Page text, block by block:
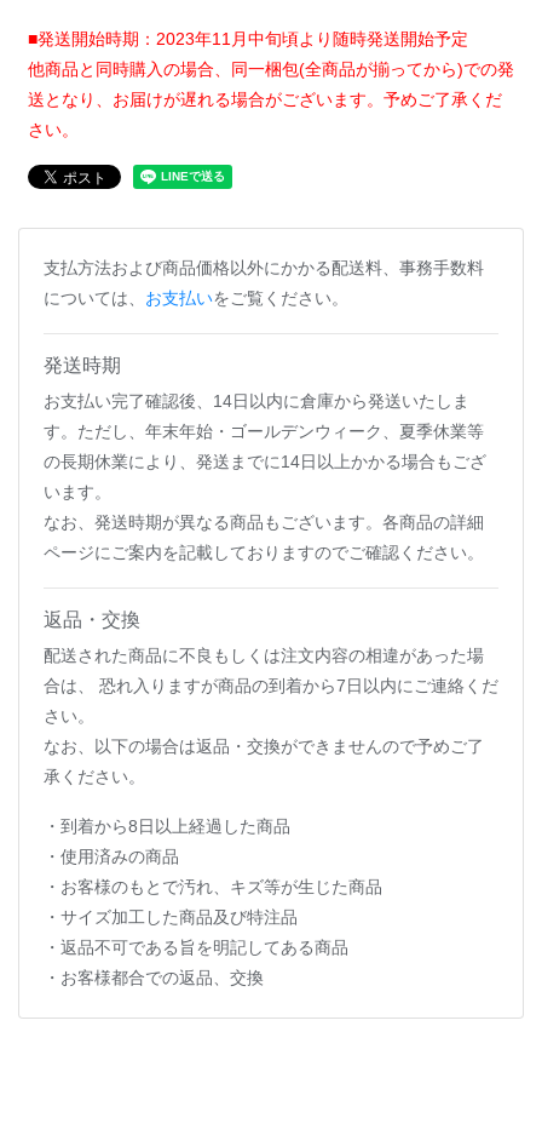
■発送開始時期：2023年11月中旬頃より随時発送開始予定
他商品と同時購入の場合、同一梱包(全商品が揃ってから)での発
送となり、お届けが遅れる場合がございます。予めご了承くだ
さい。
支払方法および商品価格以外にかかる配送料、事務手数料
については、 お支払いをご覧ください。
発送時期
お支払い完了確認後、14日以内に倉庫から発送いたしま
す。ただし、年末年始・ゴールデンウィーク、夏季休業等
の長期休業により、発送までに14日以上かかる場合もござ
います。
なお、発送時期が異なる商品もございます。各商品の詳細
ページにご案内を記載しておりますのでご確認ください。
返品・交換
配送された商品に不良もしくは注文内容の相違があった場
合は、 恐れ入りますが商品の到着から7日以内にご連絡くだ
さい。
なお、以下の場合は返品・交換ができませんので予めご了
承ください。
・到着から8日以上経過した商品
・使用済みの商品
・お客様のもとで汚れ、キズ等が生じた商品
・サイズ加工した商品及び特注品
・返品不可である旨を明記してある商品
・お客様都合での返品、交換